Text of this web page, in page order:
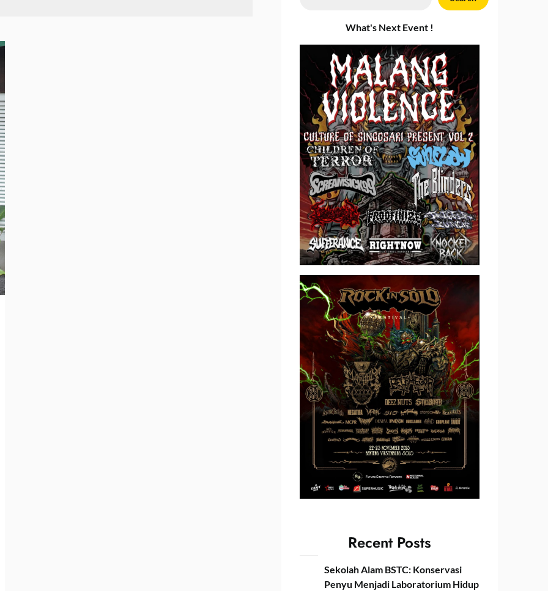
What's Next Event !
Recent Posts
Sekolah Alam BSTC: Konservasi
Penyu Menjadi Laboratorium Hidup